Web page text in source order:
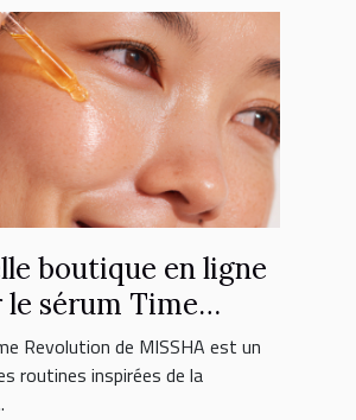
boutique en ligne
sérum Time
MISSHA ?
Revolution de MISSHA est un
routines inspirées de la